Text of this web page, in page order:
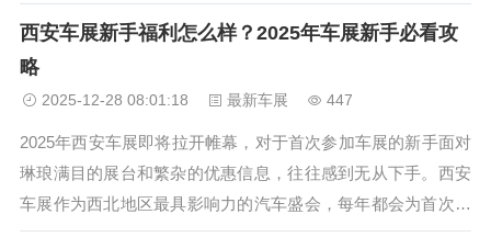
西安车展新手福利怎么样？2025年车展新手必看攻
略
2025-12-28 08:01:18 最新车展 447
2025年西安车展即将拉开帷幕，对于首次参加车展的新手面对
琳琅满目的展台和繁杂的优惠信息，往往感到无从下手。西安
车展作为西北地区最具影响力的汽车盛会，每年都会为首次参
展的观众提供专属福利，这些福利不仅能让新手更好地体验车